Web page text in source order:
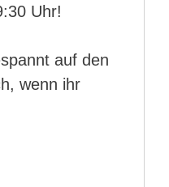
Uhr!
auf den
wenn ihr